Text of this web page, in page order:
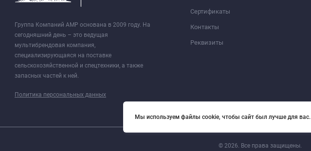
Группа Компаний АМР основана в 2009 году. На
сегодняшний день – это ведущая
мультибрендовая компания,
специализирующаяся на поставке
сельскохозяйственной и спецтехники, а также
запасных частей к ней.
Политика персональных данных
Сертификаты
Контакты
Реквизиты
© 2026. Все права защищены.
Мы используем файлы cookie, чтобы сайт был лучше для вас.